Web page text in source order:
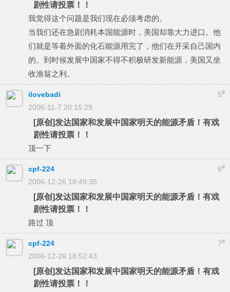
剧性请投票！！
我觉得这个问题是我们现在必须考虑的。
当我们还在急剧消耗本国能源时，美国却靠大力进口。他
们就是等着外面的化石能源用完了，他们在开采自己国内
的。到时候发展中国家不得不积极研发新能源，美国又坐
收渔翁之利。
5#
ilovebadi
2006-11-7 20:15:29
[原创]发达国家和发展中国家明天的能源矛盾！有戏
剧性请投票！！
顶一下
6#
cpf-224
2006-12-26 18:49:35
[原创]发达国家和发展中国家明天的能源矛盾！有戏
剧性请投票！！
路过 顶
7#
cpf-224
2006-12-26 18:52:43
[原创]发达国家和发展中国家明天的能源矛盾！有戏
剧性请投票！！